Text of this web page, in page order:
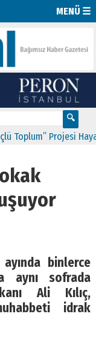
MENÜ ☰
Projesi Hayata
binlerce
aynı sofrada
Ali Kılıç,
idrak